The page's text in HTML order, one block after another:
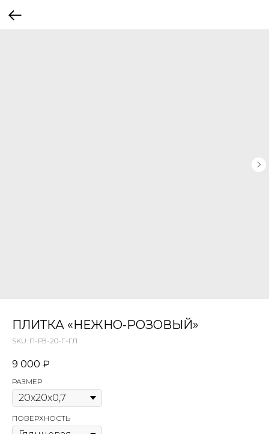
ПЛИТКА «НЕЖНО-РОЗОВЫЙ»
SKU: П-РЗ-20-Г-ГЛ
9 000 ₽
РАЗМЕР
ПОВЕРХНОСТЬ